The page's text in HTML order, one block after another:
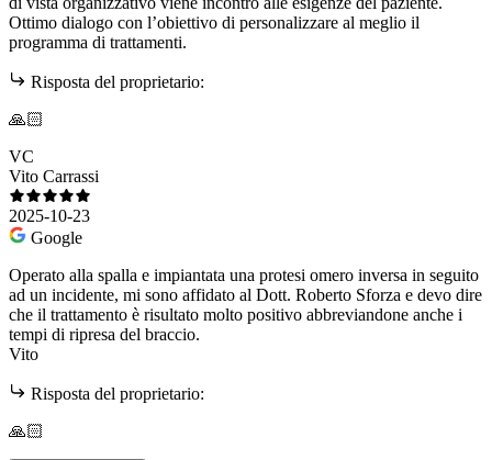
Ottimo dialogo con l’obiettivo di personalizzare al meglio il
programma di trattamenti.
Risposta del proprietario:
🙏🏻
VC
Vito Carrassi
2025-10-23
Google
Operato alla spalla e impiantata una protesi omero inversa in seguito
ad un incidente, mi sono affidato al Dott. Roberto Sforza e devo dire
che il trattamento è risultato molto positivo abbreviandone anche i
tempi di ripresa del braccio.
Vito
Risposta del proprietario:
🙏🏻